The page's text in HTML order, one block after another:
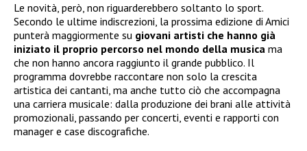
Le novità, però, non riguarderebbero soltanto lo sport.
Secondo le ultime indiscrezioni, la prossima edizione di Amici
punterà maggiormente su giovani artisti che hanno già
iniziato il proprio percorso nel mondo della musica ma
che non hanno ancora raggiunto il grande pubblico. Il
programma dovrebbe raccontare non solo la crescita
artistica dei cantanti, ma anche tutto ciò che accompagna
una carriera musicale: dalla produzione dei brani alle attività
promozionali, passando per concerti, eventi e rapporti con
manager e case discografiche.